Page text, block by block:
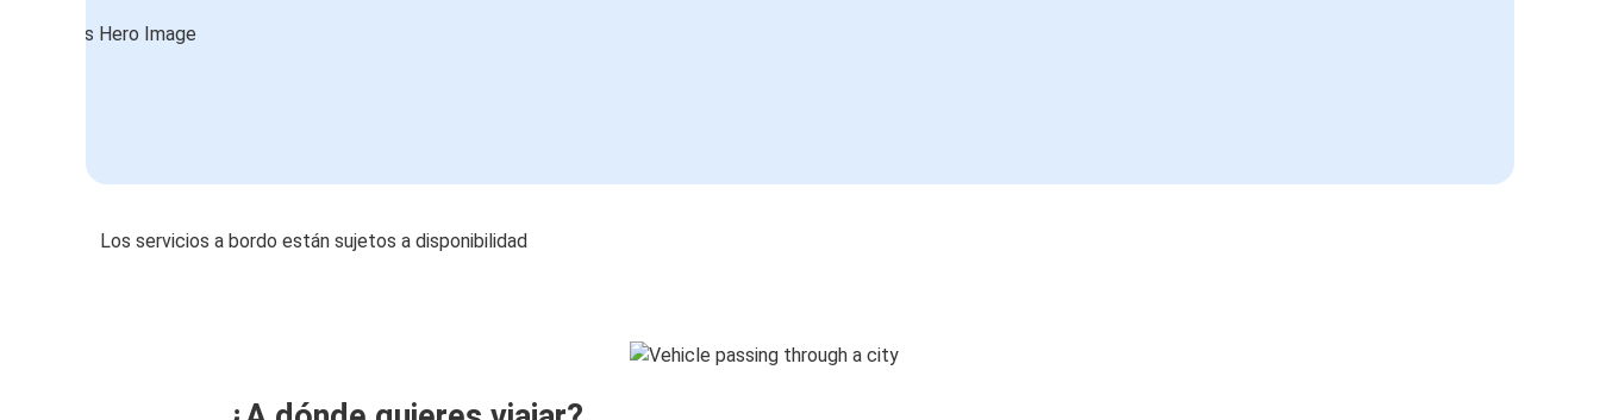
Los servicios a bordo están sujetos a disponibilidad